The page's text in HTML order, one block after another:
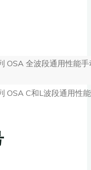
OSA 全波段通用性能
OSA C和L波段通用性